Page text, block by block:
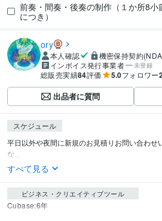
前奏・間奏・後奏の制作（１か所8小
につき）
ory
本人確認
機密保持契約
インボイス発行事業者
未登録
総販売実績84評価 5.0フォロワー
出品者に質問
スケジュール
平日以外や夜間に新規のお見積りお問い合わせ
な...
すべて見る
ビジネス・クリエイティブツール
Cubase:6年